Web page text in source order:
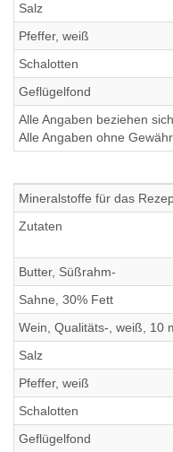
Salz
Pfeffer, weiß
Schalotten
Geflügelfond
Alle Angaben beziehen
Alle Angaben ohne Gewähr.
Mineralstoffe für das
Zutaten
Butter, Süßrahm-
Sahne, 30% Fett
Wein, Qualitäts-, weiß, 10
Salz
Pfeffer, weiß
Schalotten
Geflügelfond